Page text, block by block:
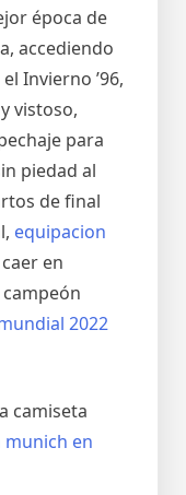
época de
accediendo
Invierno ’96,
vistoso,
para
piedad al
de final
equipacion
en
2022